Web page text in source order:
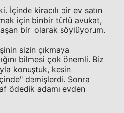
İçinde kiracılı bir ev satın
için binbir türlü avukat,
biri olarak söylüyorum.
sizin çıkmaya
bilmesi çok önemli. Biz
konuştuk, kesin
demişlerdi. Sonra
ödedik adamı evden